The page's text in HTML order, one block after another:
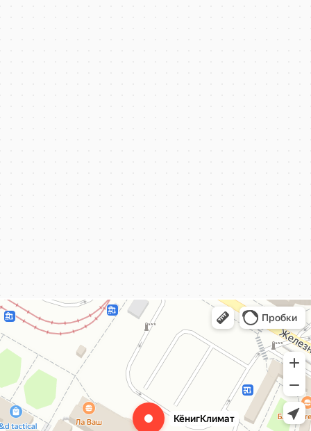
КёнигКлимат
Кондиционеры в Калининграде
Установка кондиционеров в Калининграде